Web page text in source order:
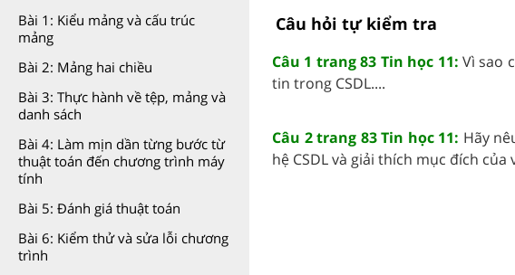
Bài 1: Kiểu mảng và cấu trúc
mảng
Bài 2: Mảng hai chiều
Bài 3: Thực hành về tệp, mảng và
danh sách
Bài 4: Làm mịn dần từng bước từ
thuật toán đến chương trình máy
tính
Bài 5: Đánh giá thuật toán
Bài 6: Kiểm thử và sửa lỗi chương
trình
Câu hỏi tự kiểm tra
Câu 1 trang 83 Tin học 11: Vì sao
tin trong CSDL....
Câu 2 trang 83 Tin học 11: Hãy
hệ CSDL và giải thích mục đích của